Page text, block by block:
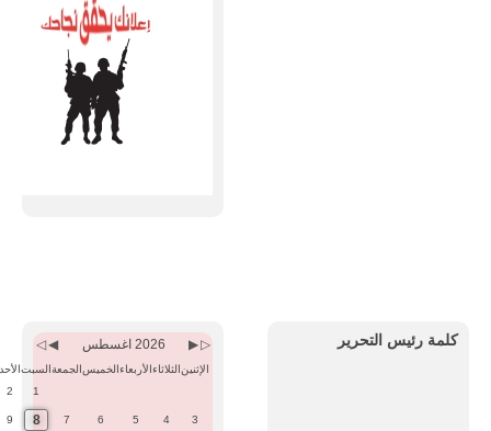
كلمة رئيس التحرير
Month
Year
Month2026 اغسطس
الإثنينالثلاثاءالأربعاءالخميسالجمعةالسبتالأحد
1
2
3
4
5
6
7
8
9